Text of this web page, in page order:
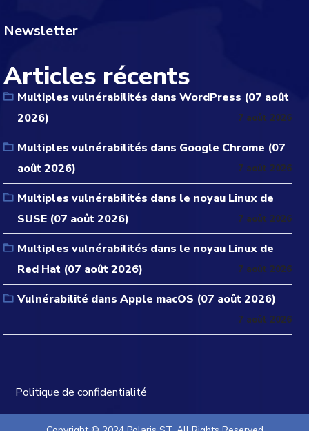
Newsletter
Articles récents
Multiples vulnérabilités dans WordPress (07 août
2026)
7 août 2026
Multiples vulnérabilités dans Google Chrome (07
août 2026)
7 août 2026
Multiples vulnérabilités dans le noyau Linux de
SUSE (07 août 2026)
7 août 2026
Multiples vulnérabilités dans le noyau Linux de
Red Hat (07 août 2026)
7 août 2026
Vulnérabilité dans Apple macOS (07 août 2026)
7 août 2026
Politique de confidentialité